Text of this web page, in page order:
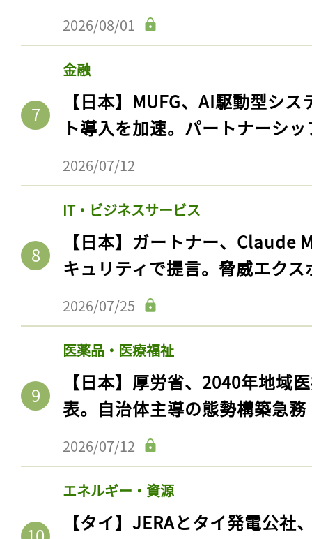
2026/08/01
金融
【日本】MUFG、AI駆動型シ
ト導入を加速。パートナーシ
2026/07/12
IT・ビジネスサービス
【日本】ガートナー、Claude
キュリティで提言。脅威エク
2026/07/25
医薬品・医療福祉
【日本】厚労省、2040年地域
表。自治体主導の態勢構築急務
2026/07/12
エネルギー・資源
【タイ】JERAとタイ発電公社
記事をお気に入りに
ログイン